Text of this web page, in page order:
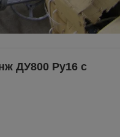
ДУ800 Ру16 с